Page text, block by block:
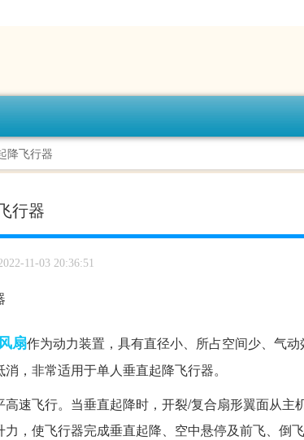
降飞行器
行器
11-03 20:36:51
扇作为动力装置，具有直径小、所占空间少、气
，非常适用于单人垂直起降飞行器。
速飞行。当垂直起降时，开裂/复合扇形翼面从主
，使飞行器完成垂直起降、空中悬停及前飞、倒